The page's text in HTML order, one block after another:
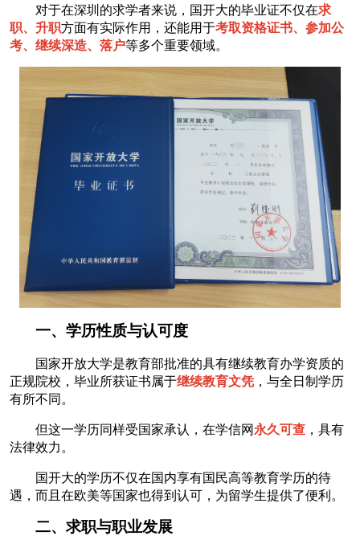
对于在深圳的求学者来说，国开大的毕业证不仅在求
职、升职方面有实际作用，还能用于考取资格证书、参加公
考、继续深造、落户等多个重要领域。
一、学历性质与认可度
国家开放大学是教育部批准的具有继续教育办学资质的
正规院校，毕业所获证书属于继续教育文凭 ，与全日制学历
有所不同。
但这一学历同样受国家承认，在学信网永久可查 ，具有
法律效力。
国开大的学历不仅在国内享有国民高等教育学历的待
遇，而且在欧美等国家也得到认可，为留学生提供了便利。
二、求职与职业发展